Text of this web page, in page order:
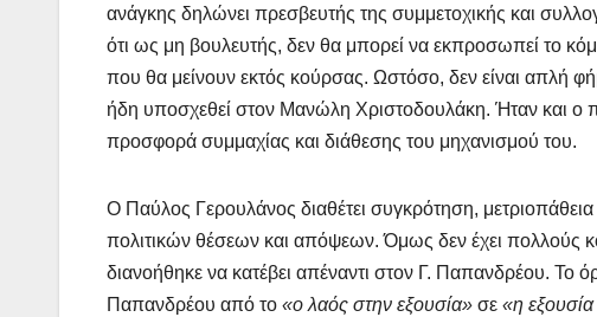
ανάγκης δηλώνει πρεσβευτής της συμμετοχικής και
ότι ως μη βουλευτής, δεν θα μπορεί να εκπροσωπεί το
που θα μείνουν εκτός κούρσας. Ωστόσο, δεν είναι απλή
ήδη υποσχεθεί στον Μανώλη Χριστοδουλάκη. Ήταν και ο
προσφορά συμμαχίας και διάθεσης του μηχανισμού του.
Ο Παύλος Γερουλάνος διαθέτει συγκρότηση,
πολιτικών θέσεων και απόψεων. Όμως δεν έχει πολλούς
διανοήθηκε να κατέβει απέναντι στον Γ. Παπανδρέου. Το
Παπανδρέου από το «ο λαός στην εξουσία» σε «η